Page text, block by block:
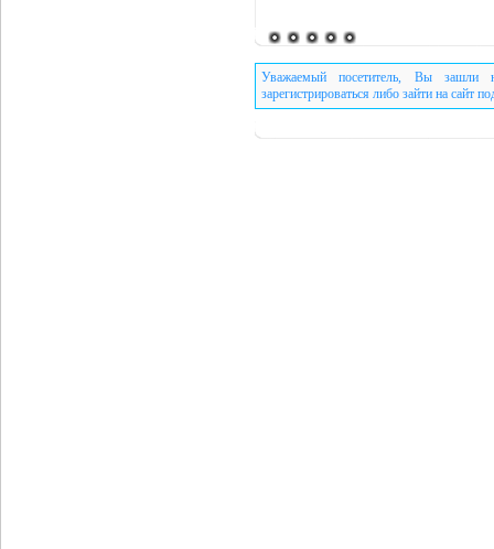
Уважаемый посетитель, Вы зашли
зарегистрироваться либо зайти на сайт